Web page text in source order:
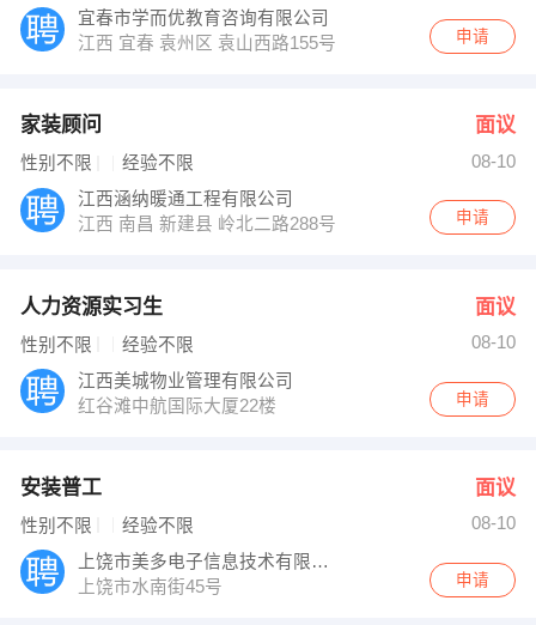
宜春市学而优教育咨询有限公司
江西 宜春 袁州区 袁山西路155号学而优教育
申请
家装顾问 面议
性别不限 经验不限
08-10
江西涵纳暖通工程有限公司
江西 南昌 新建县 岭北二路288号联泰棕榈庄园＃16-105
申请
人力资源实习生 面议
性别不限 经验不限
08-10
江西美城物业管理有限公司
红谷滩中航国际大厦22楼
申请
安装普工 面议
性别不限 经验不限
08-10
上饶市美多电子信息技术有限公司
上饶市水南街45号
申请